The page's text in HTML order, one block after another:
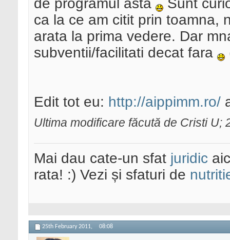
de programul asta
Sunt
ca la ce am citit prin toamna,
arata la prima vedere. Dar
subventii/facilitati decat fara
Edit tot eu: http://aippimm.ro/
Ultima modificare făcută de Cristi U;
Mai dau cate-un sfat juridic
rata! :) Vezi și sfaturi de
25th February 2011, 08:08